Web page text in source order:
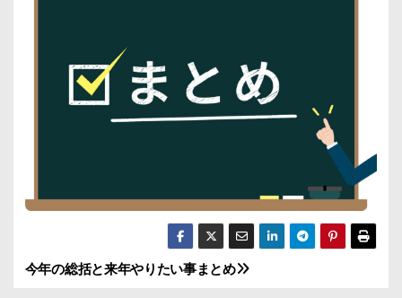
投
今年の総括と来年やりたい事まとめ